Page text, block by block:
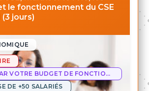
le fonctionnement du CSE
(3 jours)
FINANCÉ PAR VOTRE BUDGET DE FONCTIONNEMENT
DE +50 SALARIÉS